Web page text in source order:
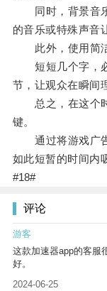
同时，背景音乐
的音乐或特殊声音
此外，使用简洁
短短几个字，必
节，让观众在瞬间
总之，在这个时
键。
通过将游戏广告
如此短暂的时间内
#18#
评论
游客
这款加速器app的客服
好。
2024-06-25